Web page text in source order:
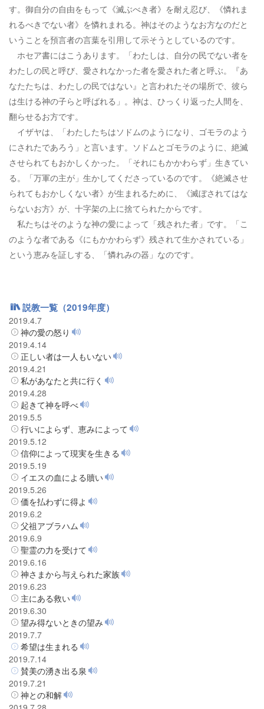
す。御自分の自由をもって《滅ぶべき者》を耐え忍び、《憐れま
れるべきでない者》を憐れまれる。神はそのようなお方なのだと
いうことを預言者の言葉を引用して示そうとしているのです。
ホセア書にはこうあります。「わたしは、自分の民でない者を
わたしの民と呼び、愛されなかった者を愛された者と呼ぶ。『あ
なたたちは、わたしの民ではない』と言われたその場所で、彼ら
は生ける神の子らと呼ばれる」。神は、ひっくり返った人間を、
翻らせるお方です。
イザヤは、「わたしたちはソドムのようになり、ゴモラのよう
にされたであろう」と言います。ソドムとゴモラのように、絶滅
させられてもおかしくかった。「それにもかかわらず」生きてい
る。「万軍の主が」生かしてくださっているのです。《絶滅させ
られてもおかしくない者》が生まれるために、《滅ぼされてはな
らないお方》が、十字架の上に捨てられたからです。
私たちはそのような神の愛によって「残された者」です。「こ
のような者である《にもかかわらず》残されて生かされている」
という恵みを証しする、「憐れみの器」なのです。
説教一覧（2019年度）
2019.4.7
神の愛の怒り
2019.4.14
正しい者は一人もいない
2019.4.21
私があなたと共に行く
2019.4.28
起きて神を呼べ
2019.5.5
行いによらず、恵みによって
2019.5.12
信仰によって現実を生きる
2019.5.19
イエスの血による贖い
2019.5.26
価を払わずに得よ
2019.6.2
父祖アブラハム
2019.6.9
聖霊の力を受けて
2019.6.16
神さまから与えられた家族
2019.6.23
主にある救い
2019.6.30
望み得ないときの望み
2019.7.7
希望は生まれる
2019.7.14
賛美の湧き出る泉
2019.7.21
神との和解